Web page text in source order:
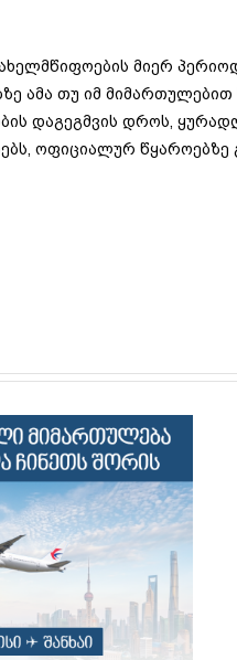
მიერ
ამა თუ იმ
დაგეგმვის დროს,
ოფიციალურ წყაროებზე